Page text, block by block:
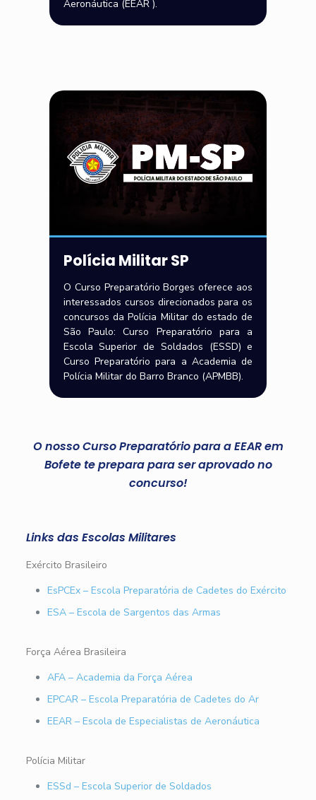
Aeronáutica (EEAR ).
Polícia Militar SP
O Curso Preparatório Borges oferece aos
interessados cursos direcionados para os
concursos da Polícia Militar do estado de
São Paulo: Curso Preparatório para a
Escola Superior de Soldados (ESSD) e
Curso Preparatório para a Academia de
Polícia Militar do Barro Branco (APMBB).
O nosso Curso Preparatório para a EEAR em
Bofete te prepara para ser aprovado no
concurso!
Links das Escolas Militares
Exército Brasileiro
EsPCEx – Escola Preparatória de Cadetes do Exército
ESA – Escola de Sargentos das Armas
Força Aérea Brasileira
AFA – Academia da Força Aérea
EPCAR – Escola Preparatória de Cadetes do Ar
EEAR – Escola de Especialistas de Aeronáutica
Polícia Militar
ESSd – Escola Superior de Soldados